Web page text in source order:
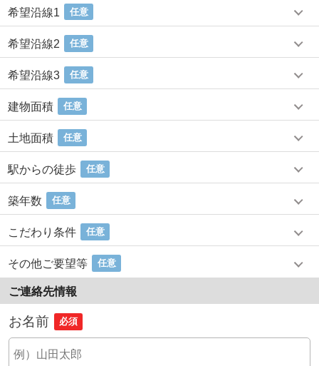
希望沿線1 任意
希望沿線2 任意
希望沿線3 任意
建物面積 任意
土地面積 任意
駅からの徒歩 任意
築年数 任意
こだわり条件 任意
その他ご要望等 任意
ご連絡先情報
お名前 必須